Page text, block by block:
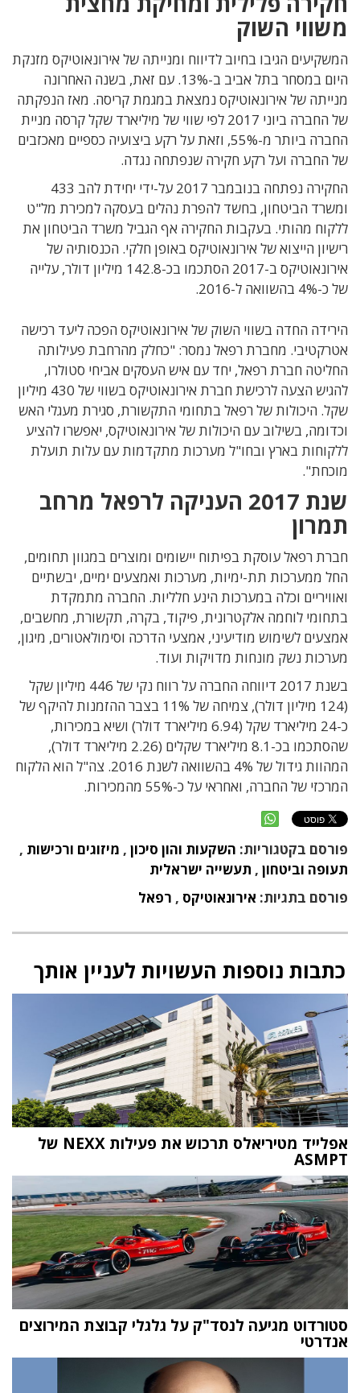
משווי השוק
המשקיעים הגיבו בחיוב לדיווח ומנייתה של אירונאוטיקס מזנקת
היום במסחר בתל אביב ב-13%. עם זאת, בשנה האחרונה
מנייתה של אירונאוטיקס נמצאת במגמת קריסה. מאז הנפקתה
של החברה ביוני 2017 לפי שווי של מיליארד שקל קרסה מניית
החברה ביותר מ-55%, וזאת על רקע ביצועיה כספיים מאכזבים
של החברה ועל רקע חקירה שנפתחה נגדה.
החקירה נפתחה בנובמבר 2017 על-ידי יחידת להב 433
ומשרד הביטחון, בחשד להפרת נהלים בעסקה למכירת מל"ט
ללקוח מהותי. בעקבות החקירה אף הגביל משרד הביטחון את
רישיון הייצוא של אירונאוטיקס באופן חלקי. הכנסותיה של
אירונאוטיקס ב-2017 הסתכמו בכ-142.8 מיליון דולר, עלייה
של כ-4% בהשוואה ל-2016.
הירידה החדה בשווי השוק של אירונאוטיקס הפכה ליעד רכישה
אטרקטיבי. מחברת רפאל נמסר: "כחלק מהרחבת פעילותה
החליטה חברת רפאל, יחד עם איש העסקים אביחי סטולרו,
להגיש הצעה לרכישת חברת אירונאוטיקס בשווי של 430 מיליון
שקל. היכולות של רפאל בתחומי התקשורת, סגירת מעגלי האש
וכדומה, בשילוב עם היכולות של אירונאוטיקס, יאפשרו להציע
ללקוחות בארץ ובחו"ל מערכות מתקדמות עם עלות תועלת
מוכחת".
שנת 2017 העניקה לרפאל מרחב
תמרון
חברת רפאל עוסקת בפיתוח יישומים ומוצרים במגוון תחומים,
החל ממערכות תת-ימיות, מערכות ואמצעים ימיים, יבשתיים
ואוויריים וכלה במערכות הינע חלליות. החברה מתמקדת
בתחומי לוחמה אלקטרונית, פיקוד, בקרה, תקשורת, מחשבים,
אמצעים לשימוש מודיעיני, אמצעי הדרכה וסימולאטורים, מיגון,
מערכות נשק מונחות מדויקות ועוד.
בשנת 2017 דיווחה החברה על רווח נקי של 446 מיליון שקל
(124 מיליון דולר), צמיחה של 11% בצבר ההזמנות להיקף של
כ-24 מיליארד שקל (6.94 מיליארד דולר) ושיא במכירות,
שהסתכמו בכ-8.1 מיליארד שקלים (2.26 מיליארד דולר),
המהוות גידול של 4% בהשוואה לשנת 2016. צה"ל הוא הלקוח
המרכזי של החברה, ואחראי על כ-55% מהמכירות.
פורסם בקטגוריות: השקעות והון סיכון , מיזוגים ורכישות ,
תעופה וביטחון , תעשייה ישראלית
פורסם בתגיות: אירונאוטיקס , רפאל
כתבות נוספות העשויות לעניין אותך
אפלייד מטיריאלס תרכוש את פעילות NEXX של
ASMPT
סטורדוט מגיעה לנסד"ק על גלגלי קבוצת המירוצים
אנדרטי